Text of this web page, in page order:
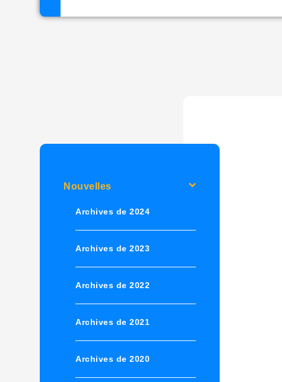
Nouvelles
Archives de 2024
Archives de 2023
Archives de 2022
Archives de 2021
Archives de 2020